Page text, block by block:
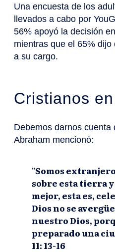
Una encuesta de los
llevados a cabo por
56% apoyó la decisión
mientras que el 65%
a su cargo.
Cristianos
Debemos darnos cuenta
Abraham mencionó:
"Somos
sobre esta tierra
mejor, esta es,
Dios no se
nuestro Dios,
preparado una
11: 13-16